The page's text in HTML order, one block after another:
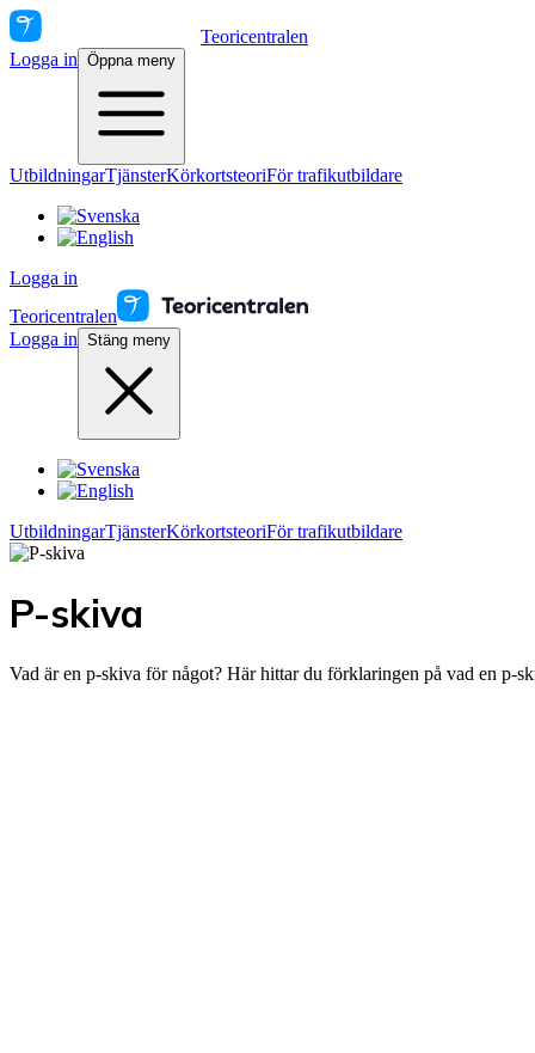
Teoricentralen
Logga in Öppna meny
UtbildningarTjänsterKörkortsteoriFör trafikutbildare
Logga in
Teoricentralen
Logga in Stäng meny
UtbildningarTjänsterKörkortsteoriFör trafikutbildare
P-skiva
Vad är en p-skiva för något? Här hittar du förklaringen på vad en p-